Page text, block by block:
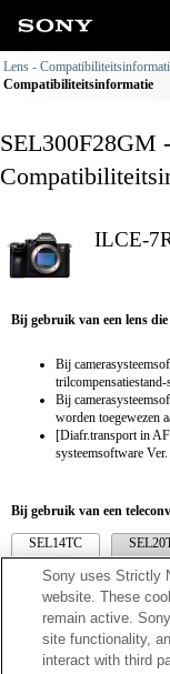
Lens -
Compatibiliteitsinformatie
SEL300F28GM
ILCE-
Bij gebruik van een lens die
Bij
trilcompensatiestand-
Bij
worden toegewezen
[Diafr.transport in
systeemsoftware
Bij gebruik van een
SEL14TC
SEL14TC
Sony uses Strictly
website. These
remain active.
site functionality,
interact with third